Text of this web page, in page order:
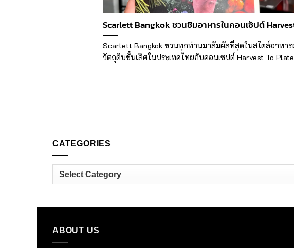
Scarlett Bangkok ชวนชิมอาหารในคอนเซ็ปต์
Scarlett Bangkok ชวนทุกท่านมาสัมผัสที่สุดในสไตล์อาหาร
วัตถุดิบชั้นเลิศในประเทศไทยกับคอนเซปต์ Harvest To Plate
CATEGORIES
Categories
ABOUT US